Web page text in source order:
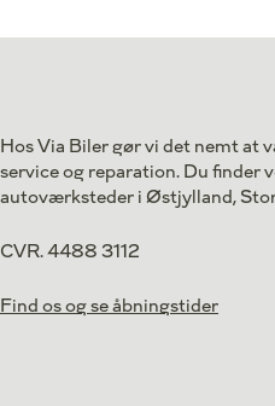
Hos Via Biler gør vi det nemt at
service og reparation. Du finder
autoværksteder i Østjylland,
CVR. 4488 3112
Find os og se åbningstider